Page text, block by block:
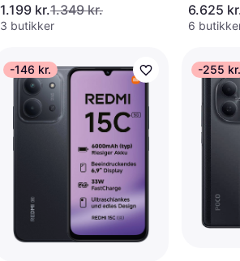
1.199 kr.1.349 kr.
3 butikker
6.625
6
-146 kr. -255 kr.